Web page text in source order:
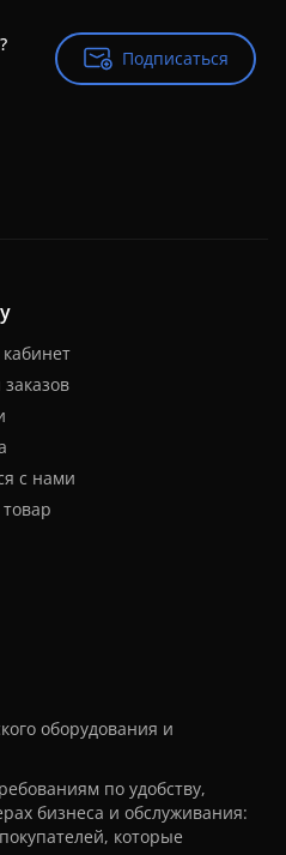
Подписаться
Подписаться
с нами
оборудования и
по удобству,
бизнеса и обслуживания:
которые